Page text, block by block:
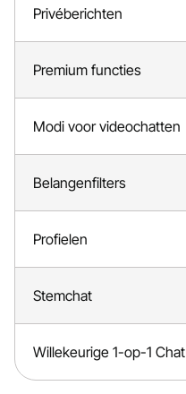
Privéberichten
Premium functies
Modi voor videochatten
Belangenfilters
Profielen
Stemchat
Willekeurige 1-op-1 Chat